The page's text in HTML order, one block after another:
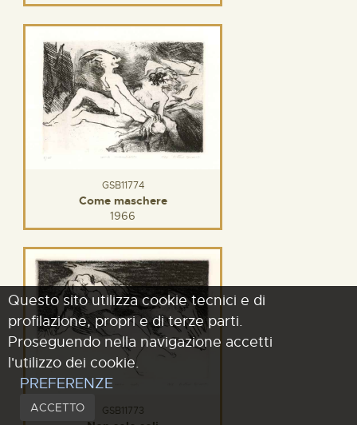
GSB11774
Come maschere
1966
GSB11773
Questo sito utilizza cookie tecnici e di
profilazione, propri e di terze parti.
Proseguendo nella navigazione accetti
l'utilizzo dei cookie.
PREFERENZE
ACCETTO